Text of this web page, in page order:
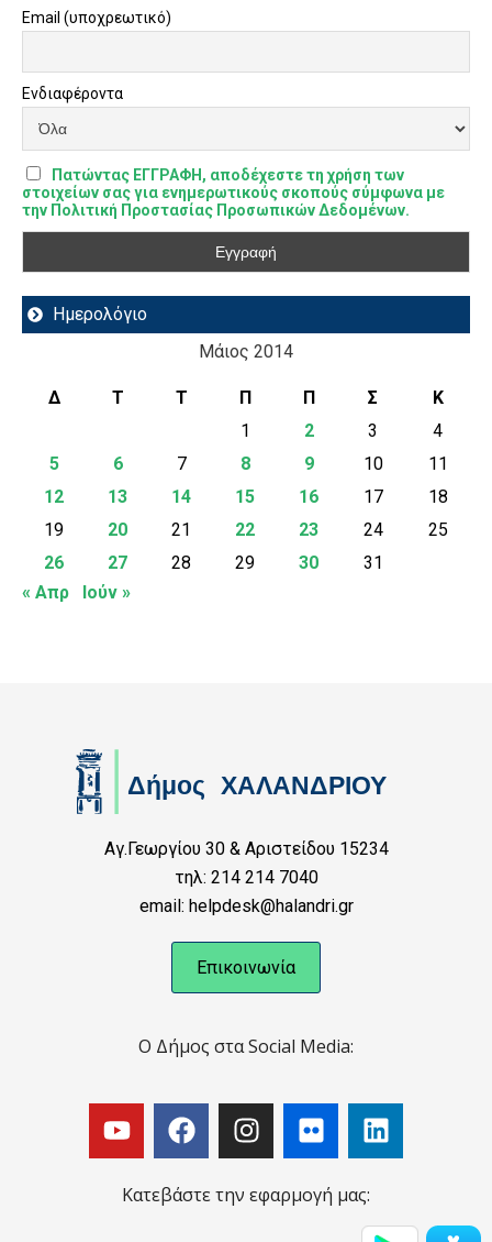
Email (υποχρεωτικό)
Ενδιαφέροντα
Πατώντας ΕΓΓΡΑΦΗ, αποδέχεστε τη χρήση των
στοιχείων σας για ενημερωτικούς σκοπούς σύμφωνα με
την Πολιτική Προστασίας Προσωπικών Δεδομένων.
Ημερολόγιο
Μάιος 2014
Δ Τ Τ Π Π Σ
Κ
1
2 3
4
5
6 7 8 9 10
11
12
13 14 15 16 17
18
19
20 21 22 23 24
25
26
27 28 29 30
31
« Απρ
Ιούν »
Αγ.Γεωργίου 30 & Αριστείδου 15234
τηλ: 214 214 7040
email: helpdesk@halandri.gr
Επικοινωνία
Ο Δήμος στα Social Media:
Κατεβάστε την εφαρμογή μας: